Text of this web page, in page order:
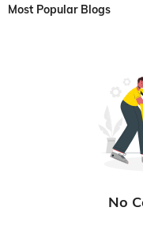
Most Popular Blogs